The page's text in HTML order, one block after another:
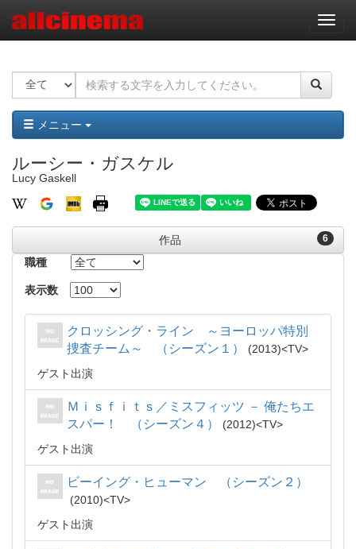
ナ
ビ
ー
ョ
ン
メニュー
ルーシー・ガスケル
Lucy Gaskell
6
作品
職種
表示数
クロッシング・ライン ～ヨーロッパ特別
捜査チーム～ （シーズン１）
2013
TV
ゲスト出演
Ｍｉｓｆｉｔｓ／ミスフィッツ － 俺たちエ
スパー！ （シーズン４）
2012
TV
ゲスト出演
ビーイング・ヒューマン （シーズン２）
2010
TV
ゲスト出演